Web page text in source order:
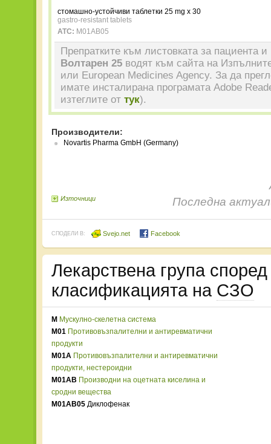
стомашно-устойчиви таблетки 25 mg x 30
gastro-resistant tablets
ATC: M01AB05
Препратките към листовката за пациента и
Волтарен 25 водят към сайта на
или European Medicines Agency. За да
имате инсталирана програмата Adobe
изтеглите от тук).
Производители:
Novartis Pharma GmbH (Germany)
Последна
Източници
СПОДЕЛИ В: Svejo.net Facebook
Лекарствена група
класификацията на СЗО
M Мускулно-скелетна система
M01 Противовъзпалителни и антиревматични
продукти
M01A Противовъзпалителни и антиревматични
продукти, нестероидни
M01AB Производни на оцетната киселина и
сродни вещества
M01AB05 Диклофенак